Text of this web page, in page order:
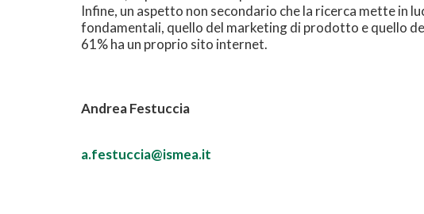
Infine, un aspetto non secondario che la ricerca mette in
fondamentali, quello del marketing di prodotto e quello
61% ha un proprio sito internet.
Andrea Festuccia
a.festuccia@ismea.it